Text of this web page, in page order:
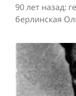
90 лет назад:
берлинская